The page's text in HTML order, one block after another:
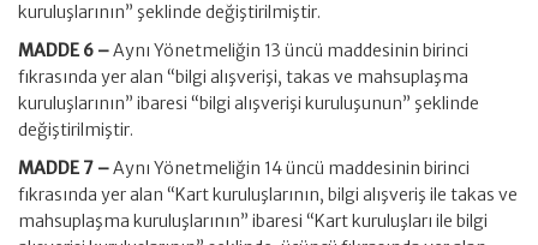
kuruluşlarının” şeklinde değiştirilmiştir.
MADDE 6 –Aynı Yönetmeliğin 13 üncü maddesinin birinci
fıkrasında yer alan “bilgi alışverişi, takas ve mahsuplaşma
kuruluşlarının” ibaresi “bilgi alışverişi kuruluşunun” şeklinde
değiştirilmiştir.
MADDE 7 –Aynı Yönetmeliğin 14 üncü maddesinin birinci
fıkrasında yer alan “Kart kuruluşlarının, bilgi alışveriş ile takas ve
mahsuplaşma kuruluşlarının” ibaresi “Kart kuruluşları ile bilgi